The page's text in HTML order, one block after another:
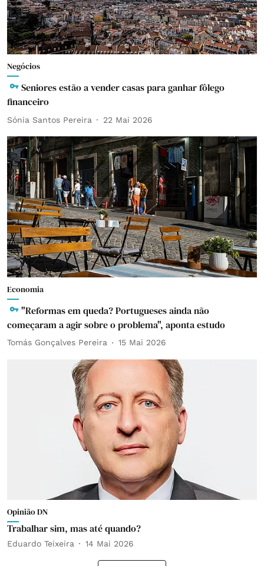
Negócios
Seniores estão a vender casas para ganhar fôlego
financeiro
Sónia Santos Pereira 22 Mai 2026
Economia
"Reformas em queda? Portugueses ainda não
começaram a agir sobre o problema", aponta estudo
Tomás Gonçalves Pereira 15 Mai 2026
Opinião DN
Trabalhar sim, mas até quando?
Eduardo Teixeira 14 Mai 2026